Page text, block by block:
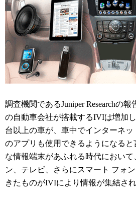
調査機関であるJuniper Researchの
の自動車会社が搭載するIVIは増加
台以上の車が、車中でインターネ
のアプリも使用できるようになると
な情報端末があふれる時代において
ン、テレビ、さらにスマート フォ
きたものがIVIにより情報が集結され